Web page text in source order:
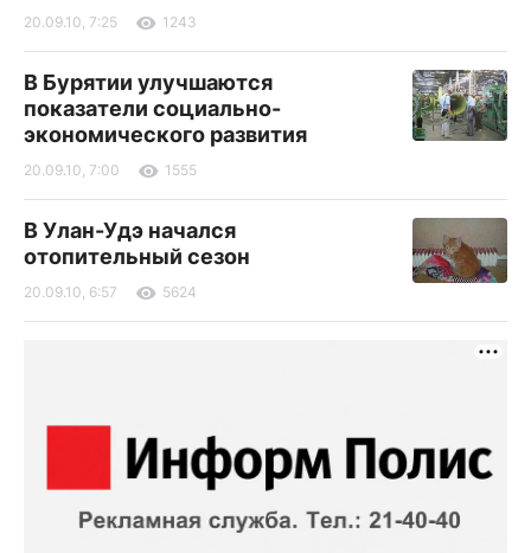
20.09.10, 7:25 1243
В Бурятии улучшаются
показатели социально-
экономического развития
20.09.10, 7:00 1555
В Улан-Удэ начался
отопительный сезон
20.09.10, 6:57 5624